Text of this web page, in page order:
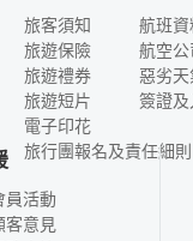
旅客須知
旅遊保險
旅遊禮券
旅遊短片
電子印花
航班
航空
惡劣
簽證
旅行團報名及責任細則
員活動
客意見